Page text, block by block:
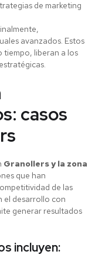
de marketing
avanzados. Estos
tiempo, liberan a los
casos
Granollers y la zona
que han
de las
el desarrollo con
generar resultados
incluyen: